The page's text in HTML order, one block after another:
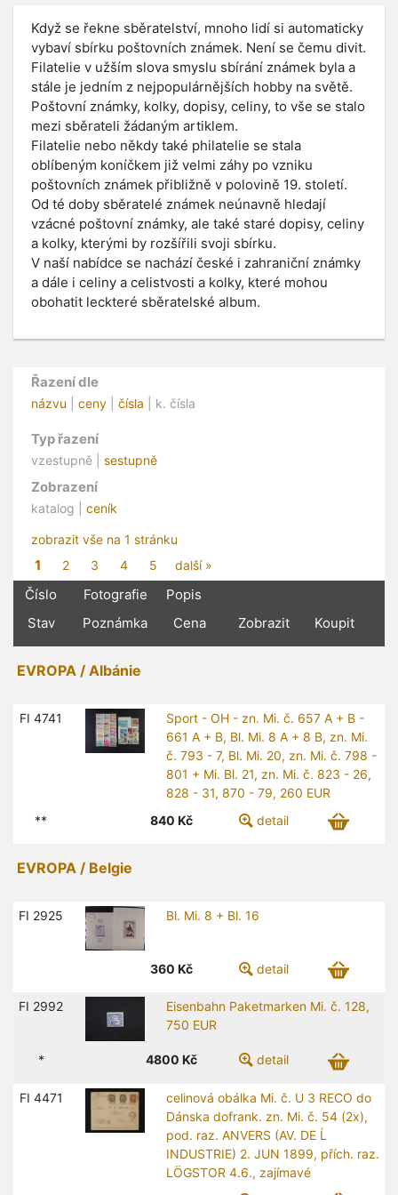
Když se řekne sběratelství, mnoho lidí si automaticky
vybaví sbírku poštovních známek. Není se čemu divit.
Filatelie v užším slova smyslu sbírání známek byla a
stále je jedním z nejpopulárnějších hobby na světě.
Poštovní známky, kolky, dopisy, celiny, to vše se stalo
mezi sběrateli žádaným artiklem.
Filatelie nebo někdy také philatelie se stala
oblíbeným koníčkem již velmi záhy po vzniku
poštovních známek přibližně v polovině 19. století.
Od té doby sběratelé známek neúnavně hledají
vzácné poštovní známky, ale také staré dopisy, celiny
a kolky, kterými by rozšířili svoji sbírku.
V naší nabídce se nachází české i zahraniční známky
a dále i celiny a celistvosti a kolky, které mohou
obohatit leckteré sběratelské album.
Řazení dle
názvu ceny čísla | k. čísla
Typ řazení
vzestupně | sestupně
Zobrazení
katalog | ceník
zobrazit vše na 1 stránku
1 2 3 4 5 další »
Číslo Fotografie
Popis
Stav
Poznámka Cena Zobrazit Koupit
EVROPA / Albánie
FI 4741
Sport - OH - zn. Mi. č. 657 A + B -
661 A + B, Bl. Mi. 8 A + 8 B, zn. Mi.
č. 793 - 7, Bl. Mi. 20, zn. Mi. č. 798 -
801 + Mi. Bl. 21, zn. Mi. č. 823 - 26,
828 - 31, 870 - 79, 260 EUR
**
840 Kč detail
EVROPA / Belgie
FI 2925 Bl. Mi. 8 + Bl. 16
360 Kč detail
FI 2992
Eisenbahn Paketmarken Mi. č. 128,
750 EUR
* 4800 Kč detail
FI 4471
celinová obálka Mi. č. U 3 RECO do
Dánska dofrank. zn. Mi. č. 54 (2x),
pod. raz. ANVERS (AV. DE Ĺ
INDUSTRIE) 2. JUN 1899, přích. raz.
LÖGSTOR 4.6., zajímavé